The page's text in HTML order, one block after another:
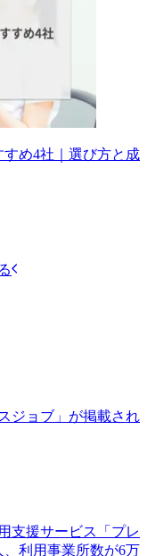
め4社｜選び方と成
ジョブ」が掲載され
支援サービス「プレ
利用事業所数が6万